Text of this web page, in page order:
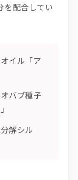
を配合してい
イル「ア
バブ種子
解シル